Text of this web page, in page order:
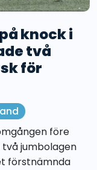
knock i
två
för
före
jumbolagen
förstnämnda